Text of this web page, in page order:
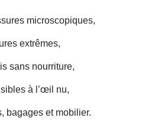
microscopiques,
extrêmes,
sans nourriture,
à l’œil nu,
bagages et mobilier.